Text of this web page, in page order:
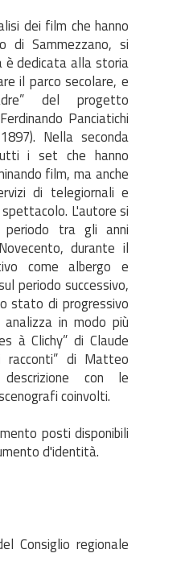
dei film che hanno
Sammezzano, si
è dedicata alla storia
il parco secolare, e
del progetto
Panciatichi
Nella seconda
i set che hanno
film, ma anche
di telegiornali e
L'autore si
tra gli anni
durante il
come albergo e
periodo successivo,
stato di progressivo
in modo più
à Clichy” di Claude
racconti” di Matteo
con le
coinvolti.
posti disponibili
d'identità.
Consiglio regionale